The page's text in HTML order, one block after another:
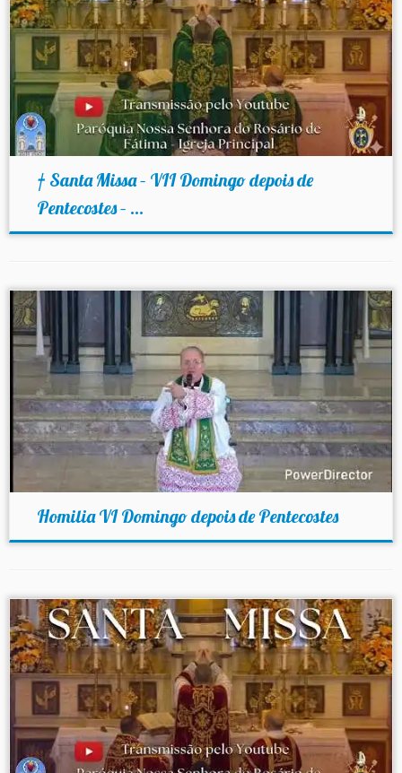
† Santa Missa – VII Domingo depois de
Pentecostes – ...
Homilia VI Domingo depois de Pentecostes